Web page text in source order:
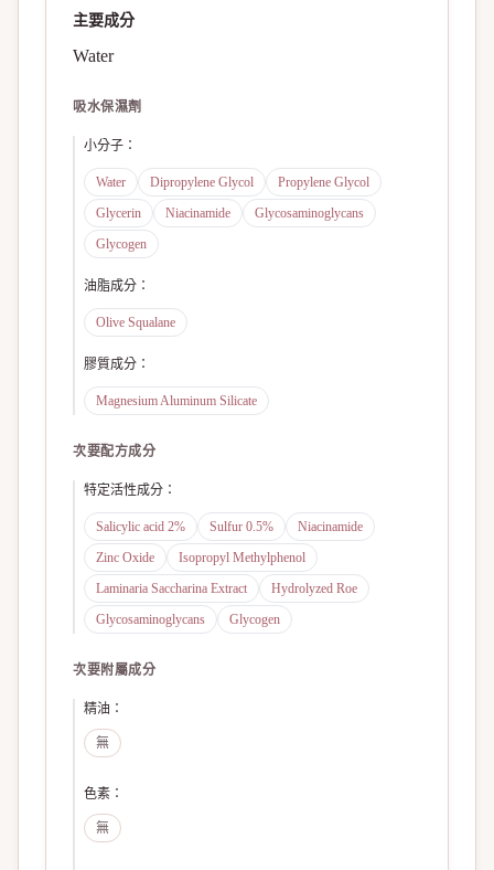
主要成分
Water
吸水保濕劑
小分子 ：
Water Dipropylene Glycol
Propylene Glycol
Glycerin
Niacinamide
Glycosaminoglycans
Glycogen
油脂成分 ：
Olive Squalane
膠質成分 ：
Magnesium Aluminum Silicate
次要配方成分
特定活性成分 ：
Salicylic acid 2% Sulfur 0.5%
Niacinamide
Zinc Oxide
Isopropyl Methylphenol
Laminaria Saccharina Extract
Hydrolyzed Roe
Glycosaminoglycans
Glycogen
次要附屬成分
精油 ：
無
色素 ：
無